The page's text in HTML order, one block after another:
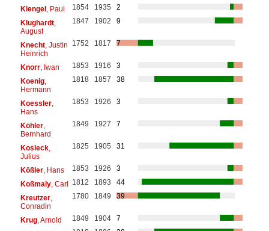
Klengel, Paul 1854 1935
2
Klughardt,
August
1847 1902 9
Knecht, Justin
Heinrich
1752 1817 7
Knorr, Iwan 1853 1916
3
Koenig,
Hermann
1818 1857 38
Koessler,
Hans
1853 1926 3
Köhler,
Bernhard
1849 1927 7
Kosleck,
Julius
1825 1905 31
Kößler, Hans 1853 1926
3
Koßmaly, Carl 1812 1893
44
Kreutzer,
Conradin
1780 1849 39
Krug, Arnold 1849 1904
7